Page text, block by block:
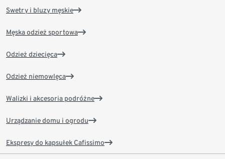
Swetry i bluzy męskie
Męska odzież sportowa
Odzież dziecięca
Odzież niemowlęca
Walizki i akcesoria podróżne
Urządzanie domu i ogrodu
Ekspresy do kapsułek Cafissimo